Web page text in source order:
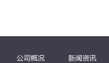
公司概况 新闻资讯